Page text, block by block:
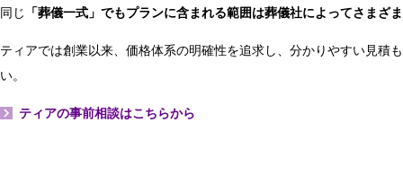
同じ 「葬儀一式」でもプランに含まれる範囲は葬儀社によってさまざま
ティアでは創業以来、価格体系の明確性を追求し、分かりやすい見積
い。
ティアの事前相談はこちらから